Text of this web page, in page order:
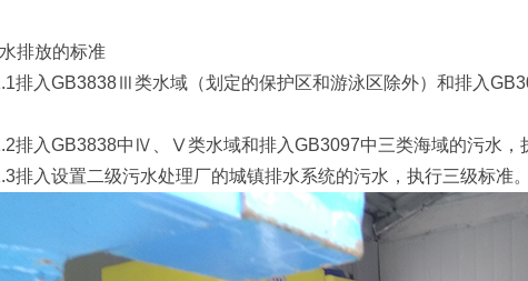
排放的标准
排入GB3838Ⅲ类水域（划定的保护区和游泳区除外）和排入
排入GB3838中Ⅳ、Ⅴ类水域和排入GB3097中三类海域的污水，
排入设置二级污水处理厂的城镇排水系统的污水，执行三级标准。